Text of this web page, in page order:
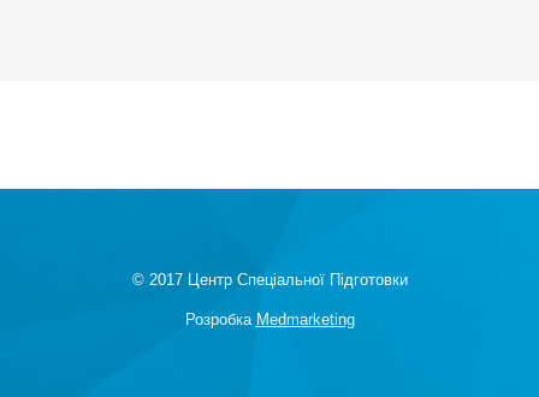
© 2017 Центр Спеціальної Підготовки
Розробка Medmarketing